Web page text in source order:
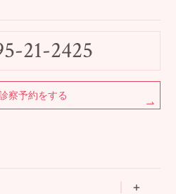
21-2425
察予約をする